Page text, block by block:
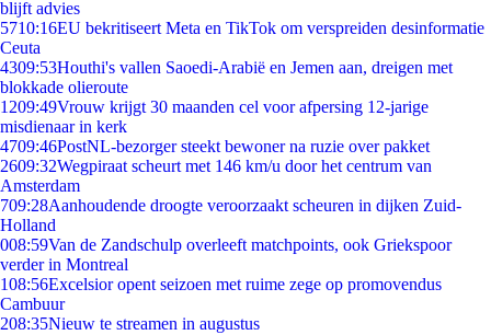
blijft advies
5710:16EU bekritiseert Meta en TikTok om verspreiden desinformatie
Ceuta
4309:53Houthi's vallen Saoedi-Arabië en Jemen aan, dreigen met
blokkade olieroute
1209:49Vrouw krijgt 30 maanden cel voor afpersing 12-jarige
misdienaar in kerk
4709:46PostNL-bezorger steekt bewoner na ruzie over pakket
2609:32Wegpiraat scheurt met 146 km/u door het centrum van
Amsterdam
709:28Aanhoudende droogte veroorzaakt scheuren in dijken Zuid-
Holland
008:59Van de Zandschulp overleeft matchpoints, ook Griekspoor
verder in Montreal
108:56Excelsior opent seizoen met ruime zege op promovendus
Cambuur
208:35Nieuw te streamen in augustus